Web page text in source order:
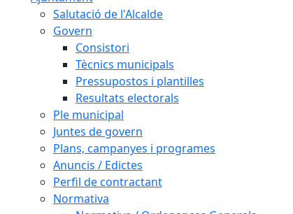
Salutació de l'Alcalde
Govern
Consistori
Tècnics municipals
Pressupostos i plantilles
Resultats electorals
Ple municipal
Juntes de govern
Plans, campanyes i programes
Anuncis / Edictes
Perfil de contractant
Normativa